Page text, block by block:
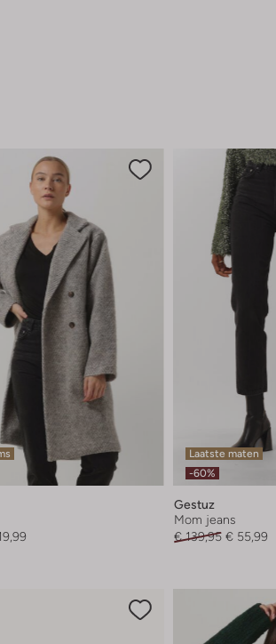
Laatste maten
-60%
Gestuz
Mom jeans
€ 139,95 € 55,99